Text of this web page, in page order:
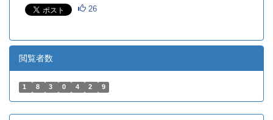
26
閲覧者数
1 8 3 0 4 2 9